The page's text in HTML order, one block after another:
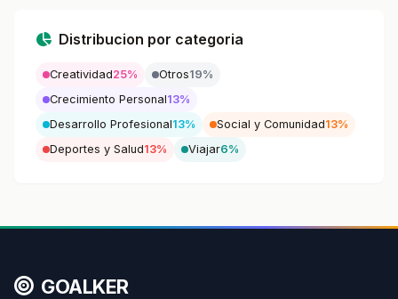
Distribucion por categoria
Creatividad25% Otros19%
Crecimiento Personal13%
Desarrollo Profesional13% Social y Comunidad13%
Deportes y Salud13% Viajar6%
GOALKER